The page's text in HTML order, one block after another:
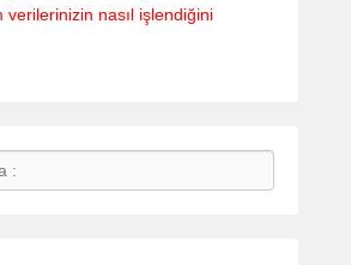
verilerinizin nasıl işlendiğini